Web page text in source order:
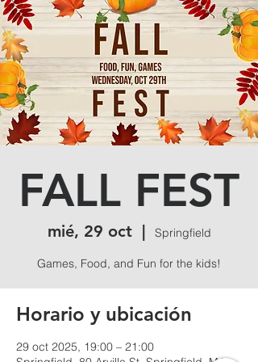
FALL FEST
mié, 29 oct
  |
Springfield
Games, Food, and Fun for the kids!
Horario y ubicación
29 oct 2025, 19:00 – 21:00